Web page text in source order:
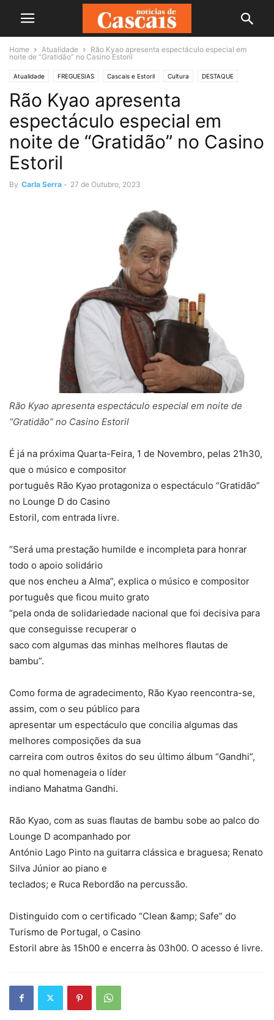
Home Atualidade
Rão Kyao apresenta espectáculo especial em
noite de “Gratidão” no Casino Estoril
Atualidade FREGUESIAS Cascais e Estoril Cultura DESTAQUE
FORA DE CASA
Rão Kyao apresenta
espectáculo especial em
noite de “Gratidão” no Casino
Estoril
By Carla Serra - 27 de Outubro, 2023
Rão Kyao apresenta espectáculo especial em noite de
“Gratidão” no Casino Estoril
É já na próxima Quarta-Feira, 1 de Novembro, pelas 21h30,
que o músico e compositor
português Rão Kyao protagoniza o espectáculo “Gratidão”
no Lounge D do Casino
Estoril, com entrada livre.
“Será uma prestação humilde e incompleta para honrar
todo o apoio solidário
que nos encheu a Alma”, explica o músico e compositor
português que ficou muito grato
“pela onda de solidariedade nacional que foi decisiva para
que conseguisse recuperar o
saco com algumas das minhas melhores flautas de
bambu”.
Como forma de agradecimento, Rão Kyao reencontra-se,
assim, com o seu público para
apresentar um espectáculo que concilia algumas das
melhores composições da sua
carreira com outros êxitos do seu último álbum “Gandhi”,
no qual homenageia o líder
indiano Mahatma Gandhi.
Rão Kyao, com as suas flautas de bambu sobe ao palco do
Lounge D acompanhado por
António Lago Pinto na guitarra clássica e braguesa; Renato
Silva Júnior ao piano e
teclados; e Ruca Rebordão na percussão.
Distinguido com o certificado “Clean &amp; Safe” do
Turismo de Portugal, o Casino
Estoril abre às 15h00 e encerra às 03h00. O acesso é livre.